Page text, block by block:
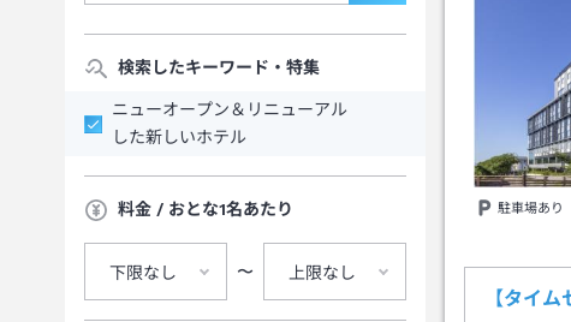
検索したキーワード・特集
ニューオープン＆リニューアル
した新しいホテル
料金 / おとな1名あたり
下限なし 〜 上限なし
駐車場あり
【タイ